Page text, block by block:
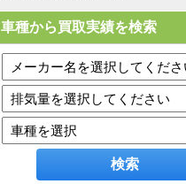
車種から買取実績を検索